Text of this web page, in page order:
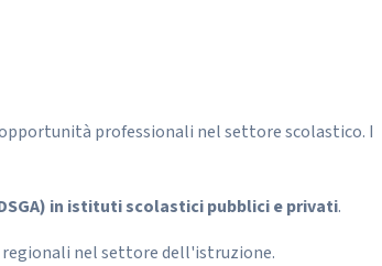
professionali nel settore scolastico. I
in istituti scolastici pubblici e privati.
regionali nel settore dell'istruzione.